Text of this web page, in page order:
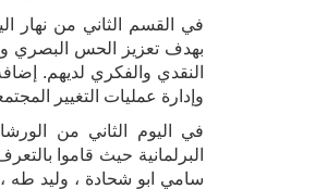
في القسم الثاني من نهار
بهدف تعزيز الحس البصري
النقدي والفكري لديهم.
وإدارة عمليات التغيير
في اليوم الثاني من
البرلمانية حيث قاموا
سامي ابو شحادة ، وليد طه ،